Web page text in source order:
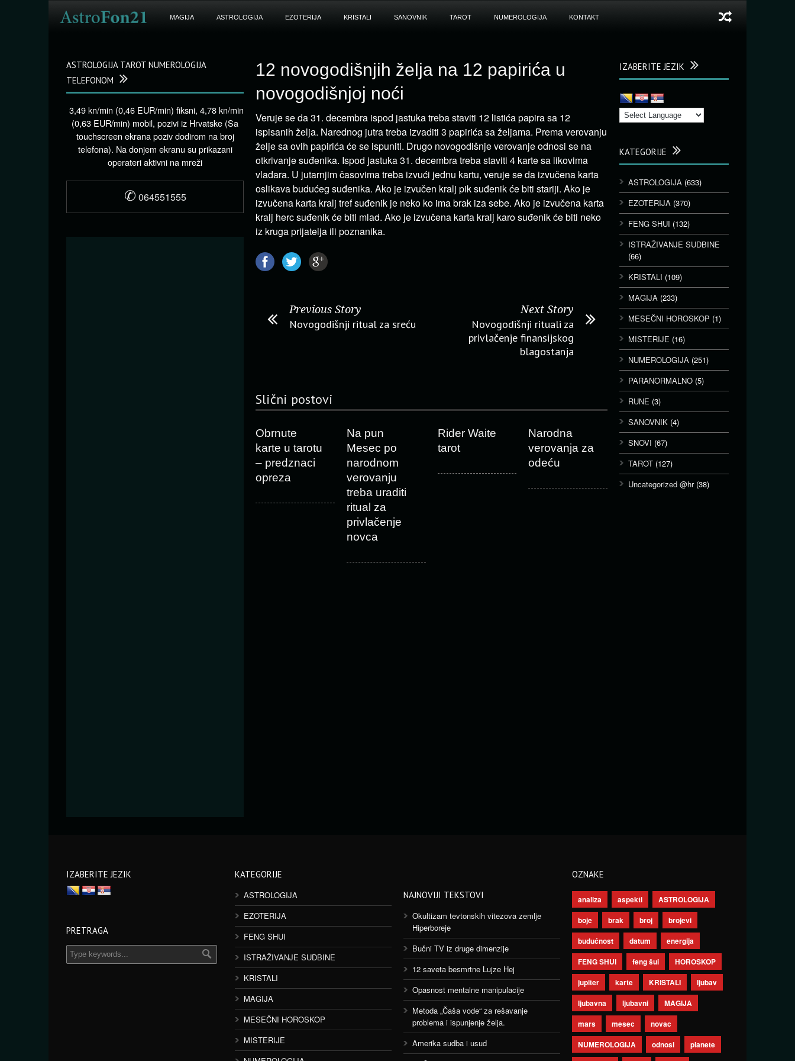
MAGIJA ASTROLOGIJA EZOTERIJA KRISTALI SANOVNIK TAROT NUMEROLOGIJA KONTAKT
12 novogodišnjih želja na 12 papirića u
novogodišnjoj noći
Veruje se da 31. decembra ispod jastuka treba staviti 12 listića papira sa 12
ispisanih želja. Narednog jutra treba izvaditi 3 papirića sa željama. Prema verovanju
želje sa ovih papirića će se ispuniti. Drugo novogodišnje verovanje odnosi se na
otkrivanje suđenika. Ispod jastuka 31. decembra treba staviti 4 karte sa likovima
vladara. U jutarnjim časovima treba izvući jednu kartu, veruje se da izvučena karta
oslikava budućeg suđenika. Ako je izvučen kralj pik suđenik će biti stariji. Ako je
izvučena karta kralj tref suđenik je neko ko ima brak iza sebe. Ako je izvučena karta
kralj herc suđenik će biti mlad. Ako je izvučena karta kralj karo suđenik će biti neko
iz kruga prijatelja ili poznanika.
Previous Story
Novogodišnji ritual za sreću
Next Story
Novogodišnji rituali za
privlačenje finansijskog
blagostanja
Slični postovi
Obrnute
karte u tarotu
– predznaci
opreza
Na pun
Mesec po
narodnom
verovanju
treba uraditi
ritual za
privlačenje
novca
Rider Waite
tarot
Narodna
verovanja za
odeću
IZABERITE JEZIK
KATEGORIJE
ASTROLOGIJA (633)
EZOTERIJA (370)
FENG SHUI (132)
ISTRAŽIVANJE SUDBINE
(66)
KRISTALI (109)
MAGIJA (233)
MESEČNI HOROSKOP (1)
MISTERIJE (16)
NUMEROLOGIJA (251)
PARANORMALNO (5)
RUNE (3)
SANOVNIK (4)
SNOVI (67)
TAROT (127)
Uncategorized @hr(38)
ASTROLOGIJA TAROT NUMEROLOGIJA
TELEFONOM
3,49 kn/min (0,46 EUR/min) fiksni, 4,78 kn/min
(0,63 EUR/min) mobil, pozivi iz Hrvatske (Sa
touchscreen ekrana poziv dodirom na broj
telefona). Na donjem ekranu su prikazani
operateri aktivni na mreži
✆ 064551555
IZABERITE JEZIK
PRETRAGA
KATEGORIJE
ASTROLOGIJA
EZOTERIJA
FENG SHUI
ISTRAŽIVANJE SUDBINE
KRISTALI
MAGIJA
MESEČNI HOROSKOP
MISTERIJE
NAJNOVIJI TEKSTOVI
Okultizam tevtonskih vitezova zemlje
Hiperboreje
Bučni TV iz druge dimenzije
12 saveta besmrtne Lujze Hej
Opasnost mentalne manipulacije
Metoda „Čaša vode“ za rešavanje
problema i ispunjenje želja.
Amerika sudba i usud
OZNAKE
analiza aspekti
ASTROLOGIJA
boje
brak broj
brojevi
budućnost
datum
energija
FENG SHUI
feng šui
HOROSKOP
jupiter
karte KRISTALI
ljubav
ljubavna
ljubavni
MAGIJA
mars
mesec
novac
NUMEROLOGIJA
odnosi
planete